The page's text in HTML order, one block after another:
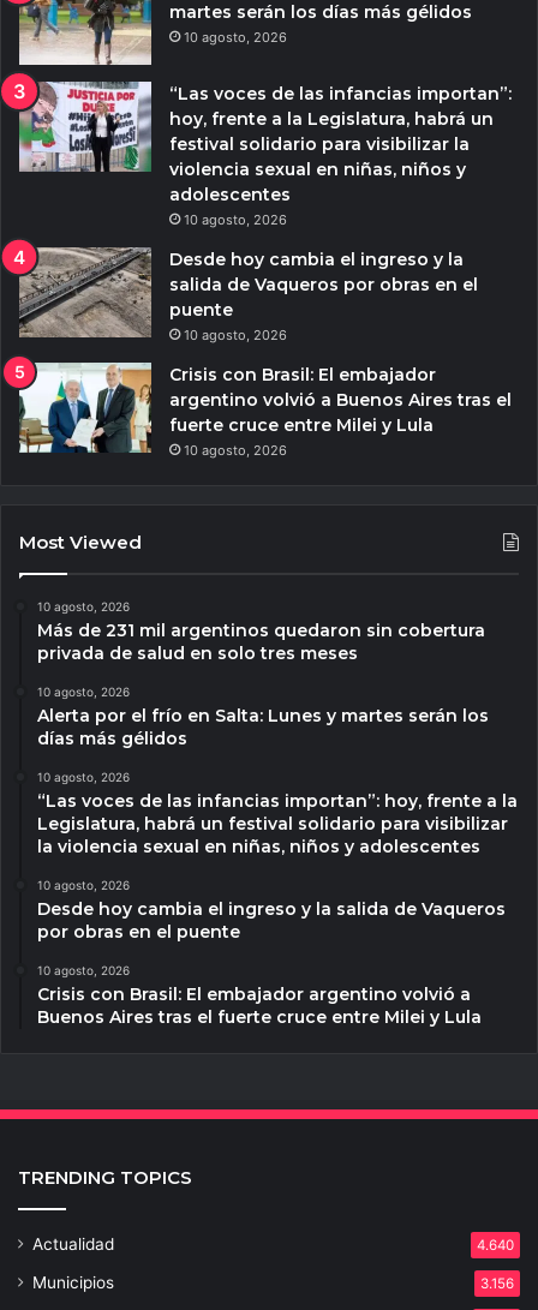
martes serán los días más gélidos
10 agosto, 2026
“Las voces de las infancias importan”:
hoy, frente a la Legislatura, habrá un
festival solidario para visibilizar la
violencia sexual en niñas, niños y
adolescentes
10 agosto, 2026
Desde hoy cambia el ingreso y la
salida de Vaqueros por obras en el
puente
10 agosto, 2026
Crisis con Brasil: El embajador
argentino volvió a Buenos Aires tras el
fuerte cruce entre Milei y Lula
10 agosto, 2026
Most Viewed
10 agosto, 2026
Más de 231 mil argentinos quedaron sin cobertura
privada de salud en solo tres meses
10 agosto, 2026
Alerta por el frío en Salta: Lunes y martes serán los
días más gélidos
10 agosto, 2026
“Las voces de las infancias importan”: hoy, frente a la
Legislatura, habrá un festival solidario para visibilizar
la violencia sexual en niñas, niños y adolescentes
10 agosto, 2026
Desde hoy cambia el ingreso y la salida de Vaqueros
por obras en el puente
10 agosto, 2026
Crisis con Brasil: El embajador argentino volvió a
Buenos Aires tras el fuerte cruce entre Milei y Lula
TRENDING TOPICS
Actualidad 4.640
Municipios 3.156